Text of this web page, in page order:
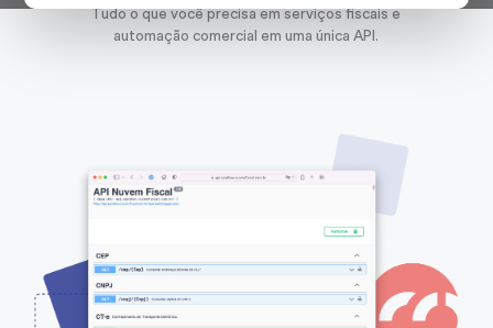
Tudo o que você precisa em serviços fiscais e
automação comercial em uma única API.